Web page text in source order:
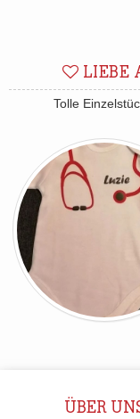
LIEBE
Tolle
ÜBER